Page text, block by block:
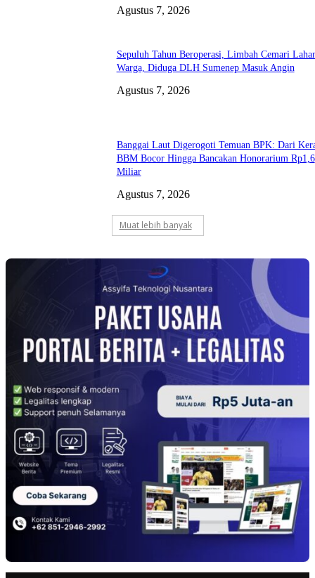
Agustus 7, 2026
Sepuluh Tahun Beroperasi, Limbah Cemari
Warga, Diduga DLH Sumenep Masuk Angin
Agustus 7, 2026
Banggai Laut Digerogoti Temuan BPK: Dari
BBM Bocor Hingga Bancakan Honorarium Rp1,6
Miliar
Agustus 7, 2026
Muat lebih banyak